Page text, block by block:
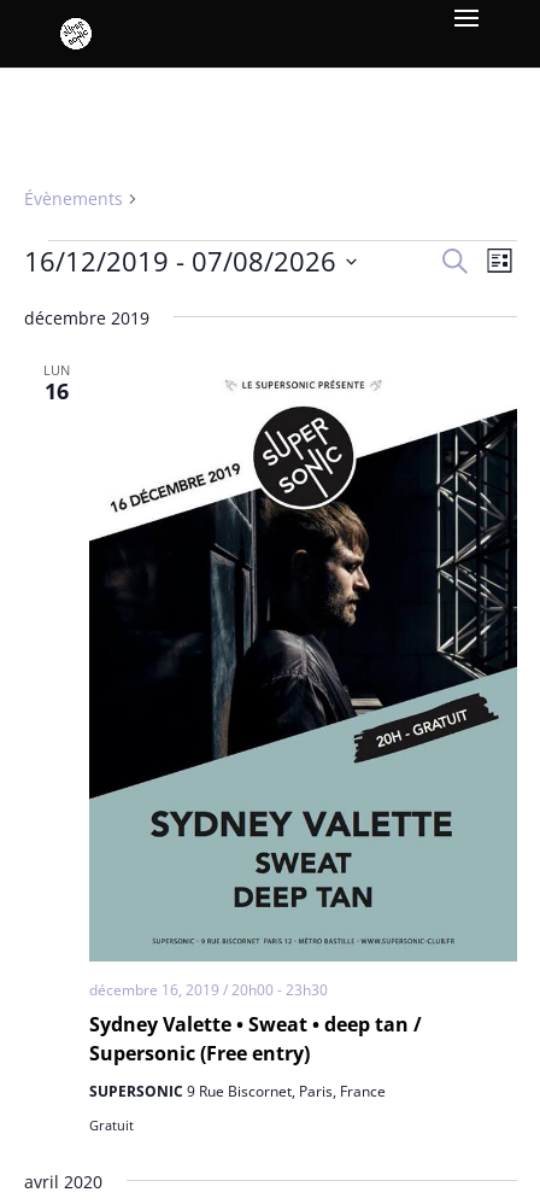
Évènements
Évènements Recherche
de
Liste
16/12/2019 - 07/08/2026
une
décembre 2019
LUN
16
Sydney Valette • Sweat • deep tan /
Supersonic (Free entry)
décembre 16, 2019 / 20h00 -23h30
SUPERSONIC 9 Rue Biscornet, Paris, France
Gratuit
avril 2020